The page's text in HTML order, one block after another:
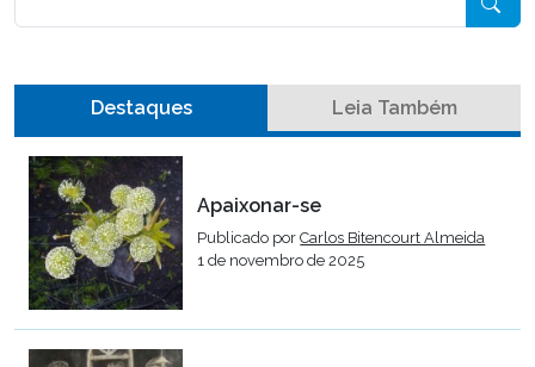
Destaques Leia Também
Apaixonar-se
Publicado porCarlos Bitencourt Almeida
1 de novembro de 2025